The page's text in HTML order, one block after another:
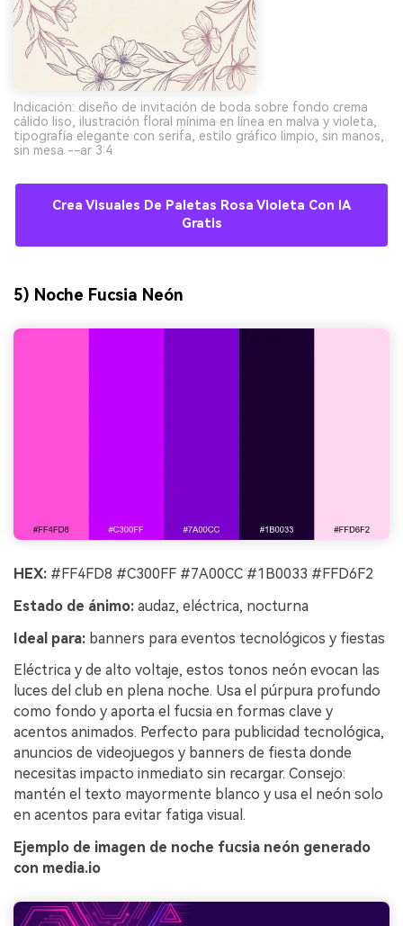
Indicación: diseño de invitación de boda sobre fondo crema
cálido liso, ilustración floral mínima en línea en malva y violeta,
tipografía elegante con serifa, estilo gráfico limpio, sin manos,
sin mesa --ar 3:4
Crea Visuales De Paletas Rosa Violeta Con IA
Gratis
5) Noche Fucsia Neón
HEX: #FF4FD8 #C300FF #7A00CC #1B0033 #FFD6F2
Estado de ánimo: audaz, eléctrica, nocturna
Ideal para: banners para eventos tecnológicos y fiestas
Eléctrica y de alto voltaje, estos tonos neón evocan las
luces del club en plena noche. Usa el púrpura profundo
como fondo y aporta el fucsia en formas clave y
acentos animados. Perfecto para publicidad tecnológica,
anuncios de videojuegos y banners de fiesta donde
necesitas impacto inmediato sin recargar. Consejo:
mantén el texto mayormente blanco y usa el neón solo
en acentos para evitar fatiga visual.
Ejemplo de imagen de noche fucsia neón generado
con media.io